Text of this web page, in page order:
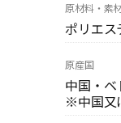
原材料・素
ポリエス
原産国
中国・ベ
※中国又